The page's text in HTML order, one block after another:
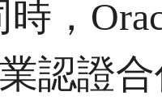
，
認證